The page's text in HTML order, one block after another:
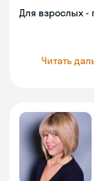
Для взрослых -
Читать